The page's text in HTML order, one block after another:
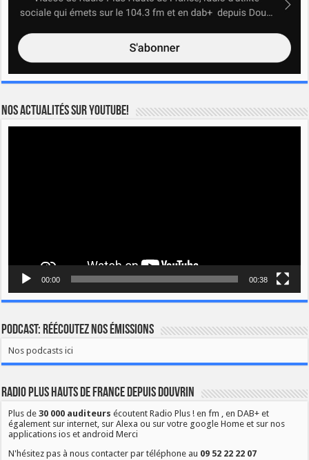
Nos actualités sur YOUTUBE!
00:00 00:38
Podcast: Réécoutez nos émissions
Nos podcasts ici
Radio Plus Hauts de France depuis Douvrin
Plus de30 000 auditeurs écoutent Radio Plus ! en fm , en DAB+ et
également sur internet, sur Alexa ou sur votre google Home et sur nos
applications ios et android Merci
N'hésitez pas à nous contacter par téléphone au 09 52 22 22 07